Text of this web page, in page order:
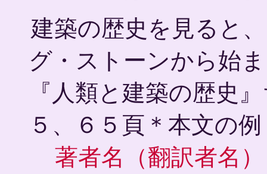
建築の歴史を見ると
グ・ストーンから始
『人類と建築の歴史
５、６５頁＊本文の例
著者名（翻訳者名